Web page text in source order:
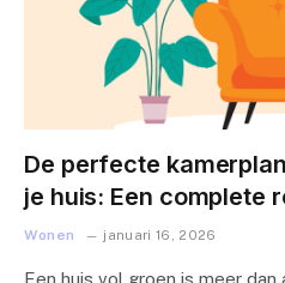
De perfecte
je huis: Een complete
Wonen januari 16, 2026